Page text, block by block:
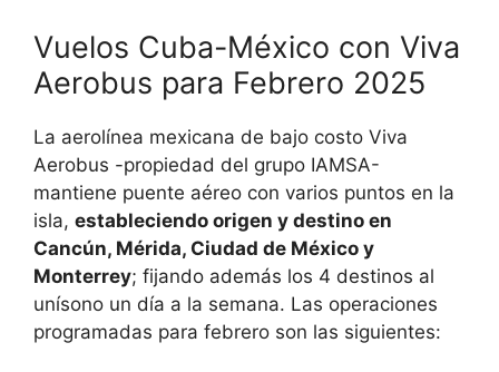
Vuelos Cuba-México con Viva
Aerobus para Febrero 2025
La aerolínea mexicana de bajo costo Viva
Aerobus -propiedad del grupo IAMSA-
mantiene puente aéreo con varios puntos en la
isla, estableciendo origen y destino en
Cancún, Mérida, Ciudad de México y
Monterrey; fijando además los 4 destinos al
unísono un día a la semana. Las operaciones
programadas para febrero son las siguientes: